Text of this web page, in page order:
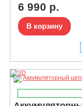
6 990 р.
В корзину